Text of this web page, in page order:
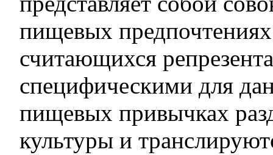
пищевых
считающихся
специфическими для
пищевых привычках
культуры и